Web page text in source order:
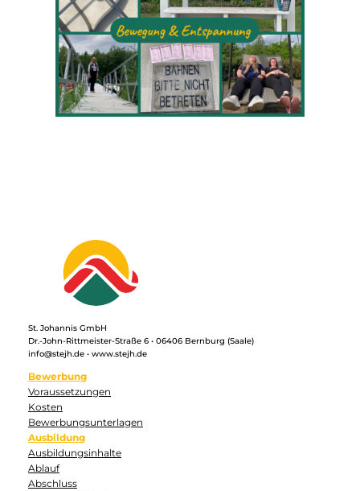
St. Johannis GmbH
Dr.-John-Rittmeister-Straße 6 • 06406 Bernburg (Saale)
info@stejh.de • www.stejh.de
Bewerbung
Voraussetzungen
Kosten
Bewerbungsunterlagen
Ausbildung
Ausbildungsinhalte
Ablauf
Abschluss